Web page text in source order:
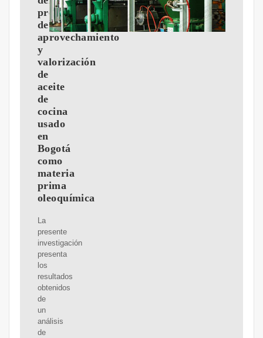
proceso
de
aprovechamiento
y
valorización
de
aceite
de
cocina
usado
en
Bogotá
como
materia
prima
oleoquímica
La
presente
investigación
presenta
los
resultados
obtenidos
de
un
análisis
de